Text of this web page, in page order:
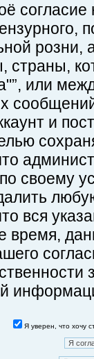
или
и
своему
вся
время,
Я уверен, что хочу